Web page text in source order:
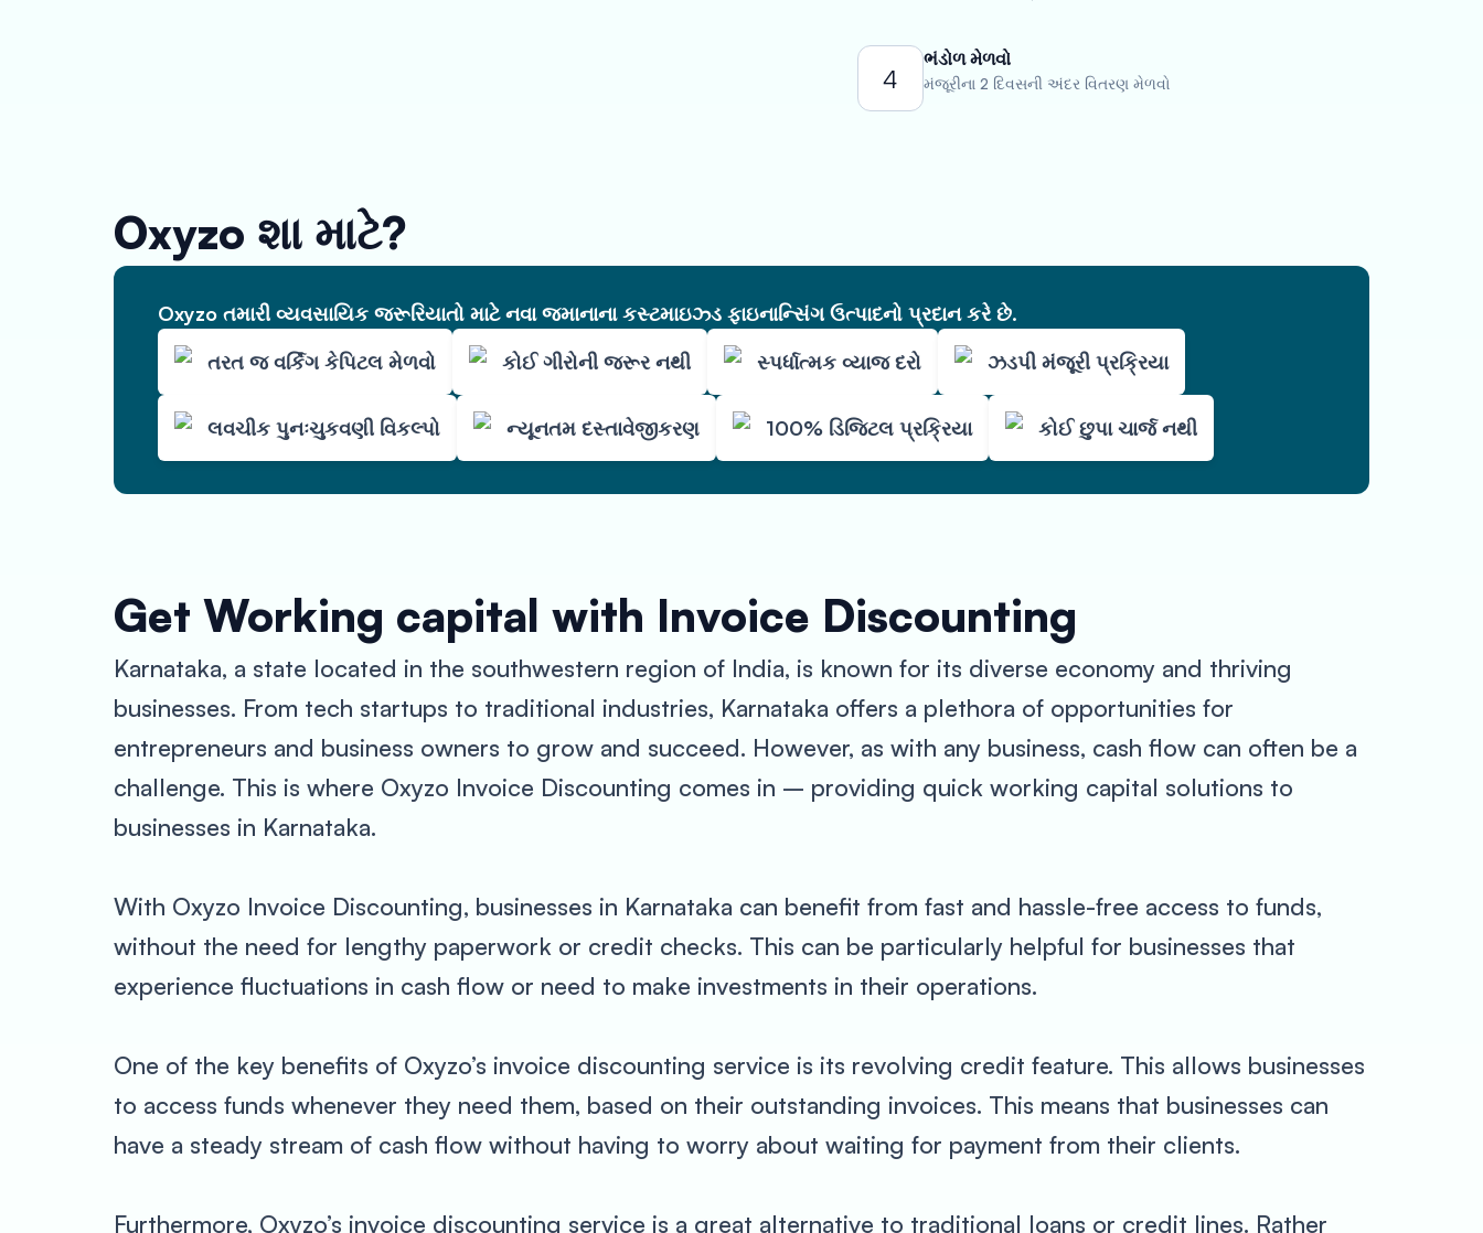
4
ભંડોળ મેળવો
મંજૂરીના 2 દિવસની અંદર વિતરણ મેળવો
Oxyzo શા માટે?
Oxyzo તમારી વ્યવસાયિક જરૂરિયાતો માટે નવા જમાનાના કસ્ટમાઇઝ્ડ ફાઇનાન્સિંગ ઉત્પાદનો પ્રદાન કરે છે.
તરત જ વર્કિંગ કેપિટલ મેળવો
કોઈ ગીરોની જરૂર નથી સ્પર્ધાત્મક વ્યાજ દરો ઝડપી મંજૂરી પ્રક્રિયા
લવચીક પુનઃચુકવણી વિકલ્પો ન્યૂનતમ દસ્તાવેજીકરણ 100% ડિજિટલ પ્રક્રિયા કોઈ છુપા ચાર્જ નથી
Get Working capital with Invoice Discounting
Karnataka, a state located in the southwestern region of India, is known for its diverse economy and thriving
businesses. From tech startups to traditional industries, Karnataka offers a plethora of opportunities for
entrepreneurs and business owners to grow and succeed. However, as with any business, cash flow can often be a
challenge. This is where Oxyzo Invoice Discounting comes in – providing quick working capital solutions to
businesses in Karnataka.
With Oxyzo Invoice Discounting, businesses in Karnataka can benefit from fast and hassle-free access to funds,
without the need for lengthy paperwork or credit checks. This can be particularly helpful for businesses that
experience fluctuations in cash flow or need to make investments in their operations.
One of the key benefits of Oxyzo’s invoice discounting service is its revolving credit feature. This allows businesses
to access funds whenever they need them, based on their outstanding invoices. This means that businesses can
have a steady stream of cash flow without having to worry about waiting for payment from their clients.
Furthermore, Oxyzo’s invoice discounting service is a great alternative to traditional loans or credit lines. Rather